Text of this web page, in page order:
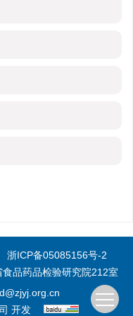
浙ICP备05085156号-2
品药品检验研究院212室
开发